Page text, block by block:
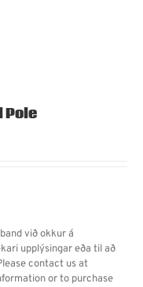
Pole
við okkur á
upplýsingar eða til að
contact us at
or to purchase